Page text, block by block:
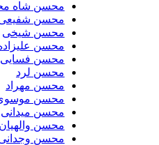
محسن شاه محمدی
محسن شفیعی
محسن شیخی
محسن علیزاده
محسن فسایی
محسن لرد
محسن مهراد
محسن موسوی
محسن میدانی
محسن والهیان
محسن وجدانی